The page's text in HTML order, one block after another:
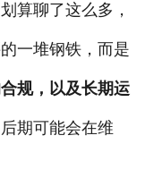
算聊了这么多，
一堆钢铁，而是
规，以及长期运
期可能会在维